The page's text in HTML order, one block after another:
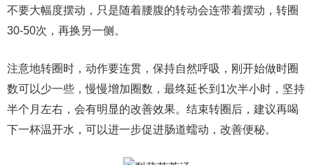
不要大幅度摆动，只是随着腰腹的转动会连带着摆动，转圈
30-50次，再换另一侧。
注意地转圈时，动作要连贯，保持自然呼吸，刚开始做时圈
数可以少一些，慢慢增加圈数，最终延长到1次半小时，坚持
半个月左右，会有明显的改善效果。结束转圈后，建议再喝
下一杯温开水，可以进一步促进肠道蠕动，改善便秘。